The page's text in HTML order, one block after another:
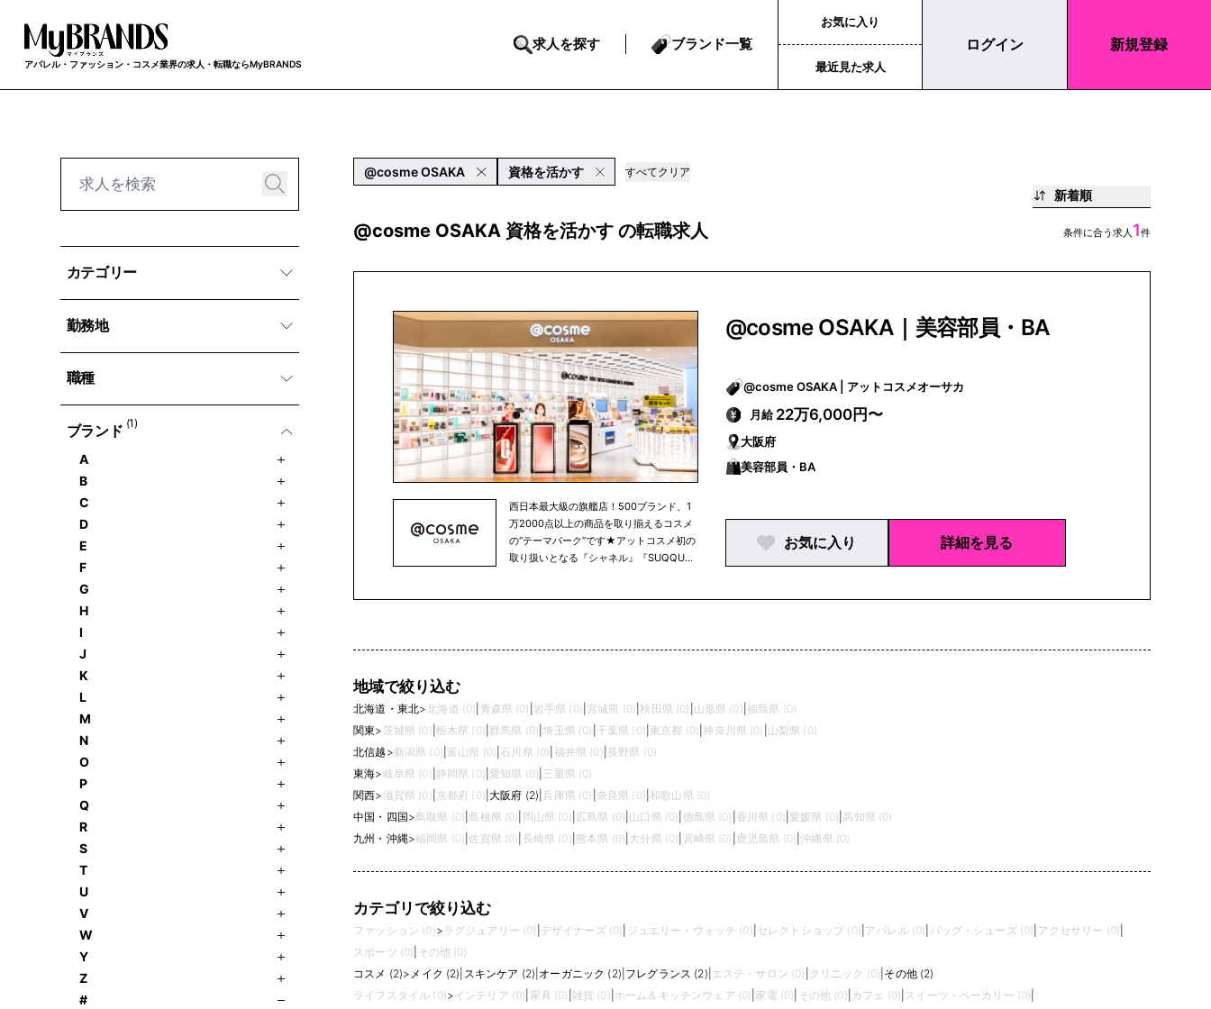
アパレル・ファッション・コスメ業界の求人・転職ならMyBRANDS
求人を探す ブランド一覧
お気に入り
最近見た求人
ログイン 新規登録
カテゴリー
勤務地
職種
ブランド (1)
A
B
C
D
E
F
G
H
I
J
K
L
M
N
O
P
Q
R
S
T
U
V
W
Y
Z
#
@cosme OSAKA 資格を活かす すべてクリア
新着順
@cosme OSAKA 資格を活かす の転職求人 条件に合う求人 1件
西日本最大級の旗艦店！500ブランド、1
万2000点以上の商品を取り揃えるコスメ
の“テーマパーク”です★アットコスメ初の
取り扱いとなる『シャネル』『SUQQU』
@cosme OSAKA｜美容部員・BA
@cosme OSAKA | アットコスメオーサカ
月給 22万6,000円〜
大阪府
美容部員・BA
お気に入り 詳細を見る
地域で絞り込む
北海道・東北> 北海道 (0) 青森県 (0) 岩手県 (0) |宮城県 (0) |秋田県 (0) 山形県 (0) 福島県 (0)
関東> 茨城県 (0) 栃木県 (0) 群馬県 (0) |埼玉県 (0) 千葉県 (0) 東京都 (0) |神奈川県 (0) 山梨県 (0)
北信越 >新潟県 (0) |富山県 (0) 石川県 (0) 福井県 (0) 長野県 (0)
東海>岐阜県 (0) 静岡県 (0) |愛知県 (0) 三重県 (0)
関西>滋賀県 (0) 京都府 (0) |大阪府 (2) |兵庫県 (0) 奈良県 (0) |和歌山県 (0)
中国・四国>鳥取県 (0) |島根県 (0) 岡山県 (0) 広島県 (0) 山口県 (0) 徳島県 (0) 香川県 (0) |愛媛県 (0) 高知県 (0)
九州・沖縄>福岡県 (0) |佐賀県 (0) 長崎県 (0) 熊本県 (0) 大分県 (0) 宮崎県 (0) 鹿児島県 (0) |沖縄県 (0)
カテゴリで絞り込む
ファッション (0)> ラグジュアリー (0) デザイナーズ (0) ジュエリー・ウォッチ (0) セレクトショップ (0) アパレル (0) バッグ・シューズ (0) アクセサリー (0)
スポーツ (0) その他 (0)
コスメ (2)> メイク (2) スキンケア (2) オーガニック (2) フレグランス (2) エステ・サロン (0) クリニック (0) その他 (2)
ライフスタイル (0)> インテリア (0) 家具 (0) 雑貨 (0) ホーム＆キッチンウェア (0) 家電 (0) その他 (0) カフェ (0) スイーツ・ベーカリー (0)